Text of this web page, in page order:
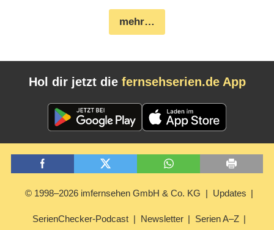
mehr…
Hol dir jetzt die fernsehserien.de App
© 1998–2026 imfernsehen GmbH & Co. KG Updates
SerienChecker-Podcast Newsletter Serien A–Z